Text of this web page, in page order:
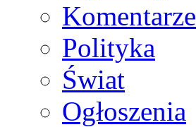
Komentarze
Polityka
Świat
Ogłoszenia